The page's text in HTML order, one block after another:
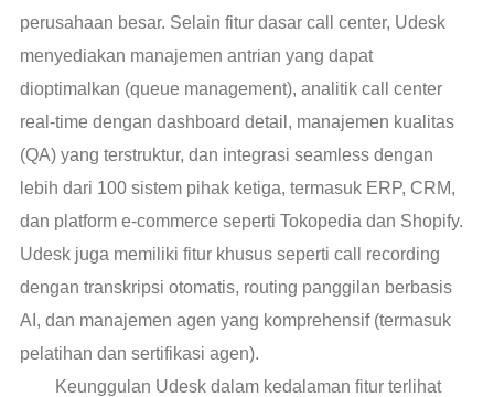
perusahaan besar. Selain fitur dasar call center, Udesk
menyediakan manajemen antrian yang dapat
dioptimalkan (queue management), analitik call center
real-time dengan dashboard detail, manajemen kualitas
(QA) yang terstruktur, dan integrasi seamless dengan
lebih dari 100 sistem pihak ketiga, termasuk ERP, CRM,
dan platform e-commerce seperti Tokopedia dan Shopify.
Udesk juga memiliki fitur khusus seperti call recording
dengan transkripsi otomatis, routing panggilan berbasis
AI, dan manajemen agen yang komprehensif (termasuk
pelatihan dan sertifikasi agen).
Keunggulan Udesk dalam kedalaman fitur terlihat